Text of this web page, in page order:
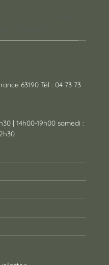
63190 Tél : 04 73 73
| 14h00-19h00 samedi :